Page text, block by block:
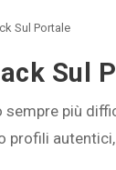
Sul Portale
Sul
più